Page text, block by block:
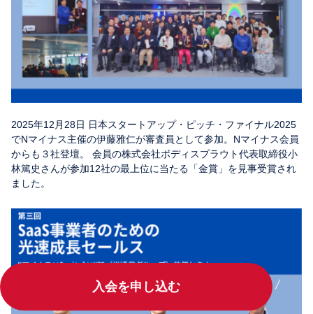
2025年12月28日 日本スタートアップ・ピッチ・ファイナル2025
でNマイナス主催の伊藤雅仁が審査員として参加。Nマイナス会員
からも３社登壇。 会員の株式会社ボディスプラウト代表取締役小
林篤史さんが参加12社の最上位に当たる「金賞」を見事受賞され
ました。
入会を申し込む